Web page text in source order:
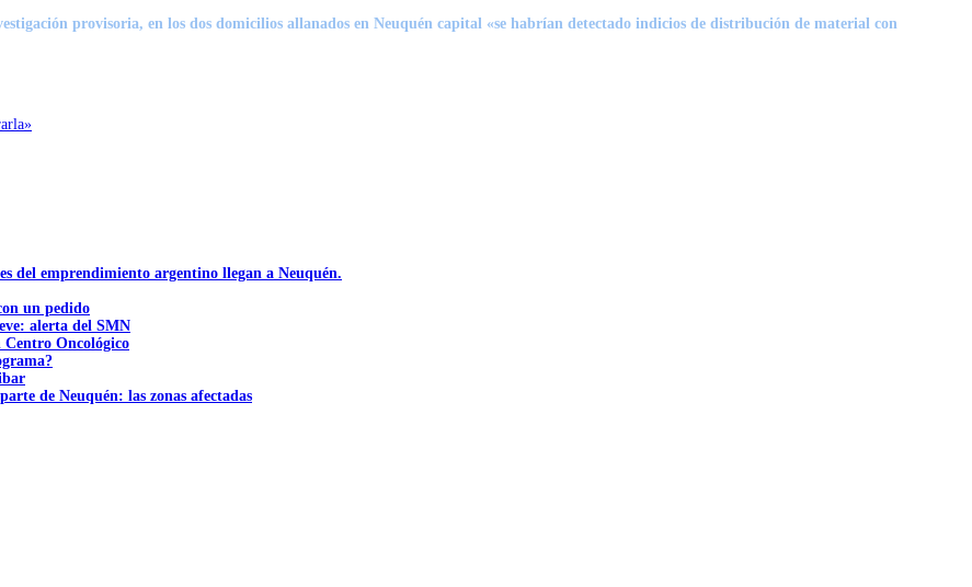
provisoria, en los dos domicilios allanados en Neuquén capital «se habrían detectado indicios de distribución de material con
del emprendimiento argentino llegan a Neuquén.
un pedido
alerta del SMN
Oncológico
de Neuquén: las zonas afectadas